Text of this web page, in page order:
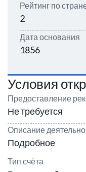
Рейтинг по
2
Дата основания
1856
Условия
Предоставление
Не требуется
Описание
Подробное
Тип счёта